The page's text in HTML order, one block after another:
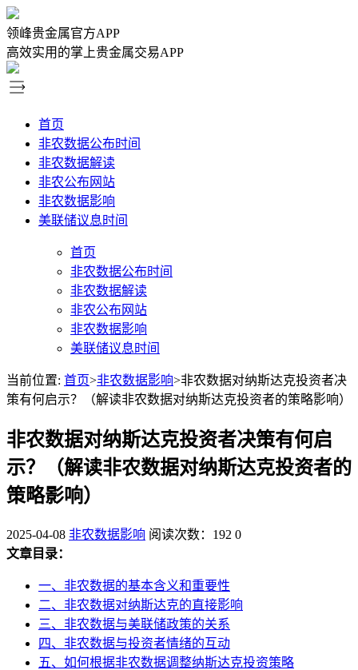
领峰贵金属官方APP
高效实用的掌上贵金属交易APP
首页
非农数据公布时间
非农数据解读
非农公布网站
非农数据影响
美联储议息时间
首页
非农数据公布时间
非农数据解读
非农公布网站
非农数据影响
美联储议息时间
当前位置: 首页>非农数据影响>非农数据对纳斯达克投资者决
策有何启示？（解读非农数据对纳斯达克投资者的策略影响）
非农数据对纳斯达克投资者决策有何启
示？（解读非农数据对纳斯达克投资者的
策略影响）
2025-04-08 非农数据影响 阅读次数：192 0
文章目录：
一、非农数据的基本含义和重要性
二、非农数据对纳斯达克的直接影响
三、非农数据与美联储政策的关系
四、非农数据与投资者情绪的互动
五、如何根据非农数据调整纳斯达克投资策略